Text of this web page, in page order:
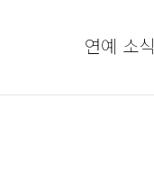
연예 소식